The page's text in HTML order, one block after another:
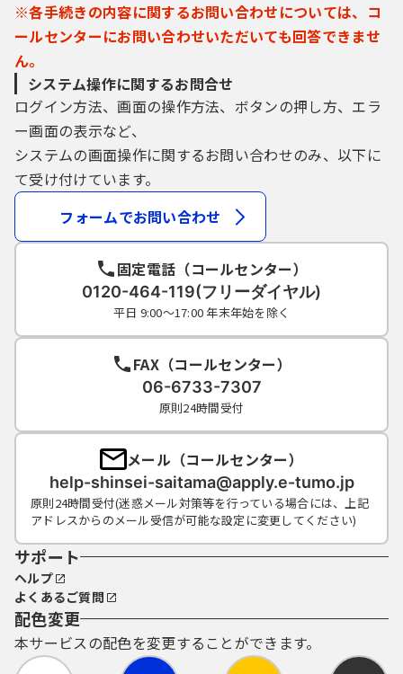
※各手続きの内容に関するお問い合わせについては、コ
ールセンターにお問い合わせいただいても回答できませ
ん。
システム操作に関するお問合せ
ログイン方法、画面の操作方法、ボタンの押し方、エラ
ー画面の表示など、
システムの画面操作に関するお問い合わせのみ、以下に
て受け付けています。
フォームでお問い合わせ
固定電話（コールセンター）
0120-464-119(フリーダイヤル)
平日 9:00～17:00 年末年始を除く
FAX（コールセンター）
06-6733-7307
原則24時間受付
メール（コールセンター）
help-shinsei-saitama@apply.e-tumo.jp
原則24時間受付(迷惑メール対策等を行っている場合には、上記
アドレスからのメール受信が可能な設定に変更してください)
サポート
ヘルプ
よくあるご質問
配色変更
本サービスの配色を変更することができます。